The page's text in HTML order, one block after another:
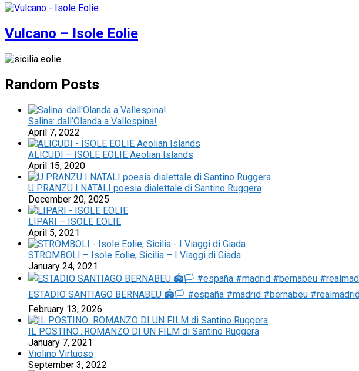
Vulcano – Isole Eolie
Random Posts
Salina: dall’Olanda a Vallespina!
April 7, 2022
ALICUDI – ISOLE EOLIE Aeolian Islands
April 15, 2020
U PRANZU I NATALI poesia dialettale di Santino Ruggera
December 20, 2025
LIPARI – ISOLE EOLIE
April 5, 2021
STROMBOLI – Isole Eolie, Sicilia – I Viaggi di Giada
January 24, 2021
ESTADIO SANTIAGO BERNABEU 🏟️🏳️ #españa #madrid #bernabeu
February 13, 2026
IL POSTINO…ROMANZO DI UN FILM di Santino Ruggera
January 7, 2021
Violino Virtuoso
September 3, 2022